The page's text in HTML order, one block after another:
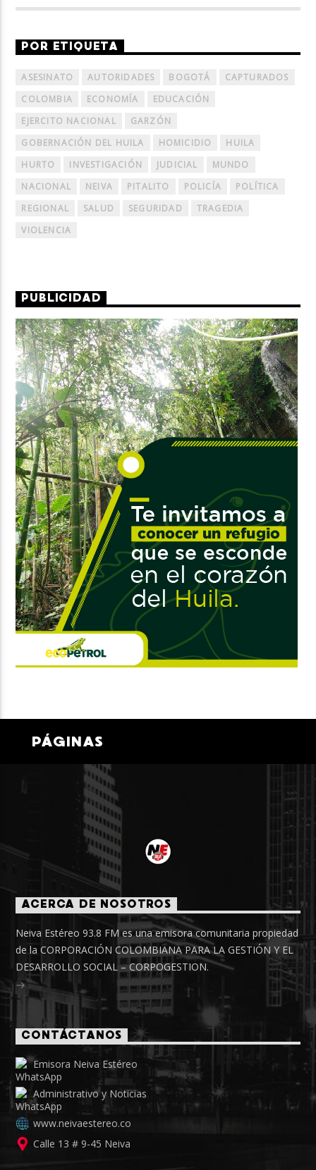
POR ETIQUETA
ASESINATO AUTORIDADES BOGOTÁ
CAPTURADOS
COLOMBIA
ECONOMÍA
EDUCACIÓN
EJERCITO NACIONAL
GARZÓN
GOBERNACIÓN DEL HUILA
HOMICIDIO
HUILA
HURTO
INVESTIGACIÓN JUDICIAL
MUNDO
NACIONAL
NEIVA PITALITO POLICÍA
POLÍTICA
REGIONAL
SALUD SEGURIDAD
TRAGEDIA
VIOLENCIA
PUBLICIDAD
PÁGINAS
ACERCA DE NOSOTROS
Neiva Estéreo 93.8 FM es una emisora comunitaria propiedad
de la CORPORACIÓN COLOMBIANA PARA LA GESTIÓN Y EL
DESARROLLO SOCIAL – CORPOGESTION.
CONTÁCTANOS
Emisora Neiva Estéreo
Administrativo y Noticias
www.neivaestereo.co
Calle 13 # 9-45 Neiva